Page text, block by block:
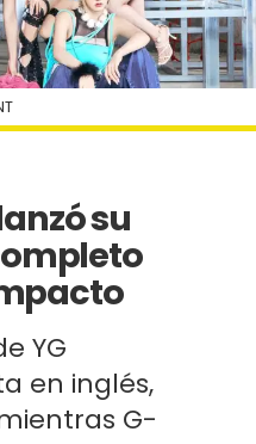
su
YG
en inglés,
G-